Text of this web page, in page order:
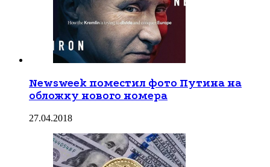
Newsweek поместил фото Путина на
обложку нового номера
27.04.2018